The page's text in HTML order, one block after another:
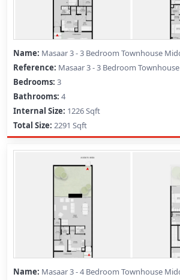
Masaar 3 - 3 Bedroom Townhouse
Masaar 3 - 3 Bedroom
3
4
1226 Sqft
2291 Sqft
Masaar 3 - 4 Bedroom Townhouse